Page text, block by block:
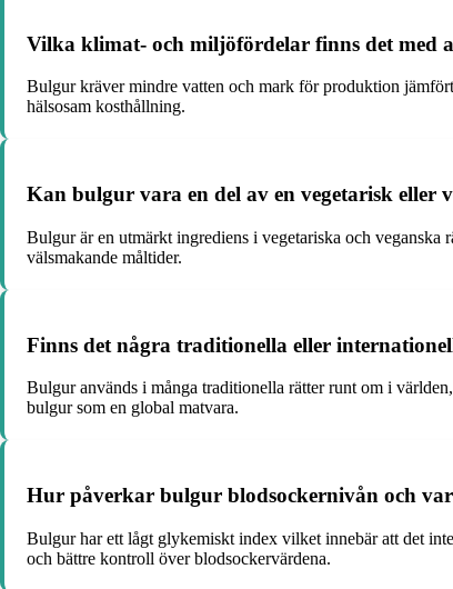
Vilka klimat- och miljöfördelar finns det med
Bulgur kräver mindre vatten och mark för produktion
hälsosam kosthållning.
Kan bulgur vara en del av en vegetarisk eller
Bulgur är en utmärkt ingrediens i vegetariska och
välsmakande måltider.
Finns det några traditionella eller
Bulgur används i många traditionella rätter runt om i
bulgur som en global matvara.
Hur påverkar bulgur blodsockernivån och
Bulgur har ett lågt glykemiskt index vilket innebär att det
och bättre kontroll över blodsockervärdena.